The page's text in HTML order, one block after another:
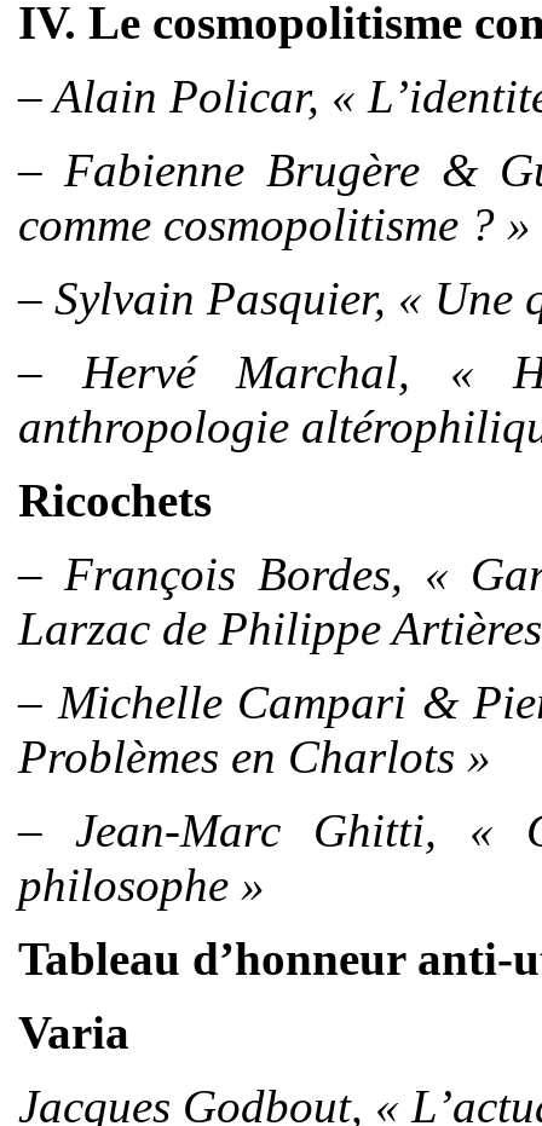
IV. Le cosmopolitisme
– Alain Policar, «
– Fabienne Brugère &
comme cosmopolitisme ? »
– Sylvain Pasquier, « Une
– Hervé Marchal, «
anthropologie
Ricochets
– François Bordes, «
Larzac de Philippe
– Michelle Campari &
Problèmes en Charlots »
– Jean-Marc Ghitti, «
philosophe »
Tableau d’honneur anti-
Varia
Jacques Godbout, «